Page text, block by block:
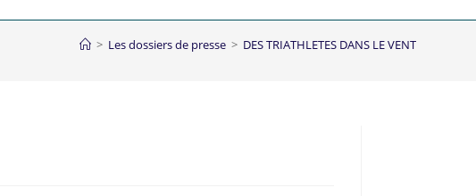
> Les dossiers de presse > DES TRIATHLETES DANS LE VENT